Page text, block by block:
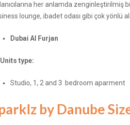
her anlamda zenginleştirilmiş
lounge, ibadet odası gibi çok yönlü
Dubai Al Furjan
Units type:
Studio, 1, 2 and 3 bedroom aparment
by Danube